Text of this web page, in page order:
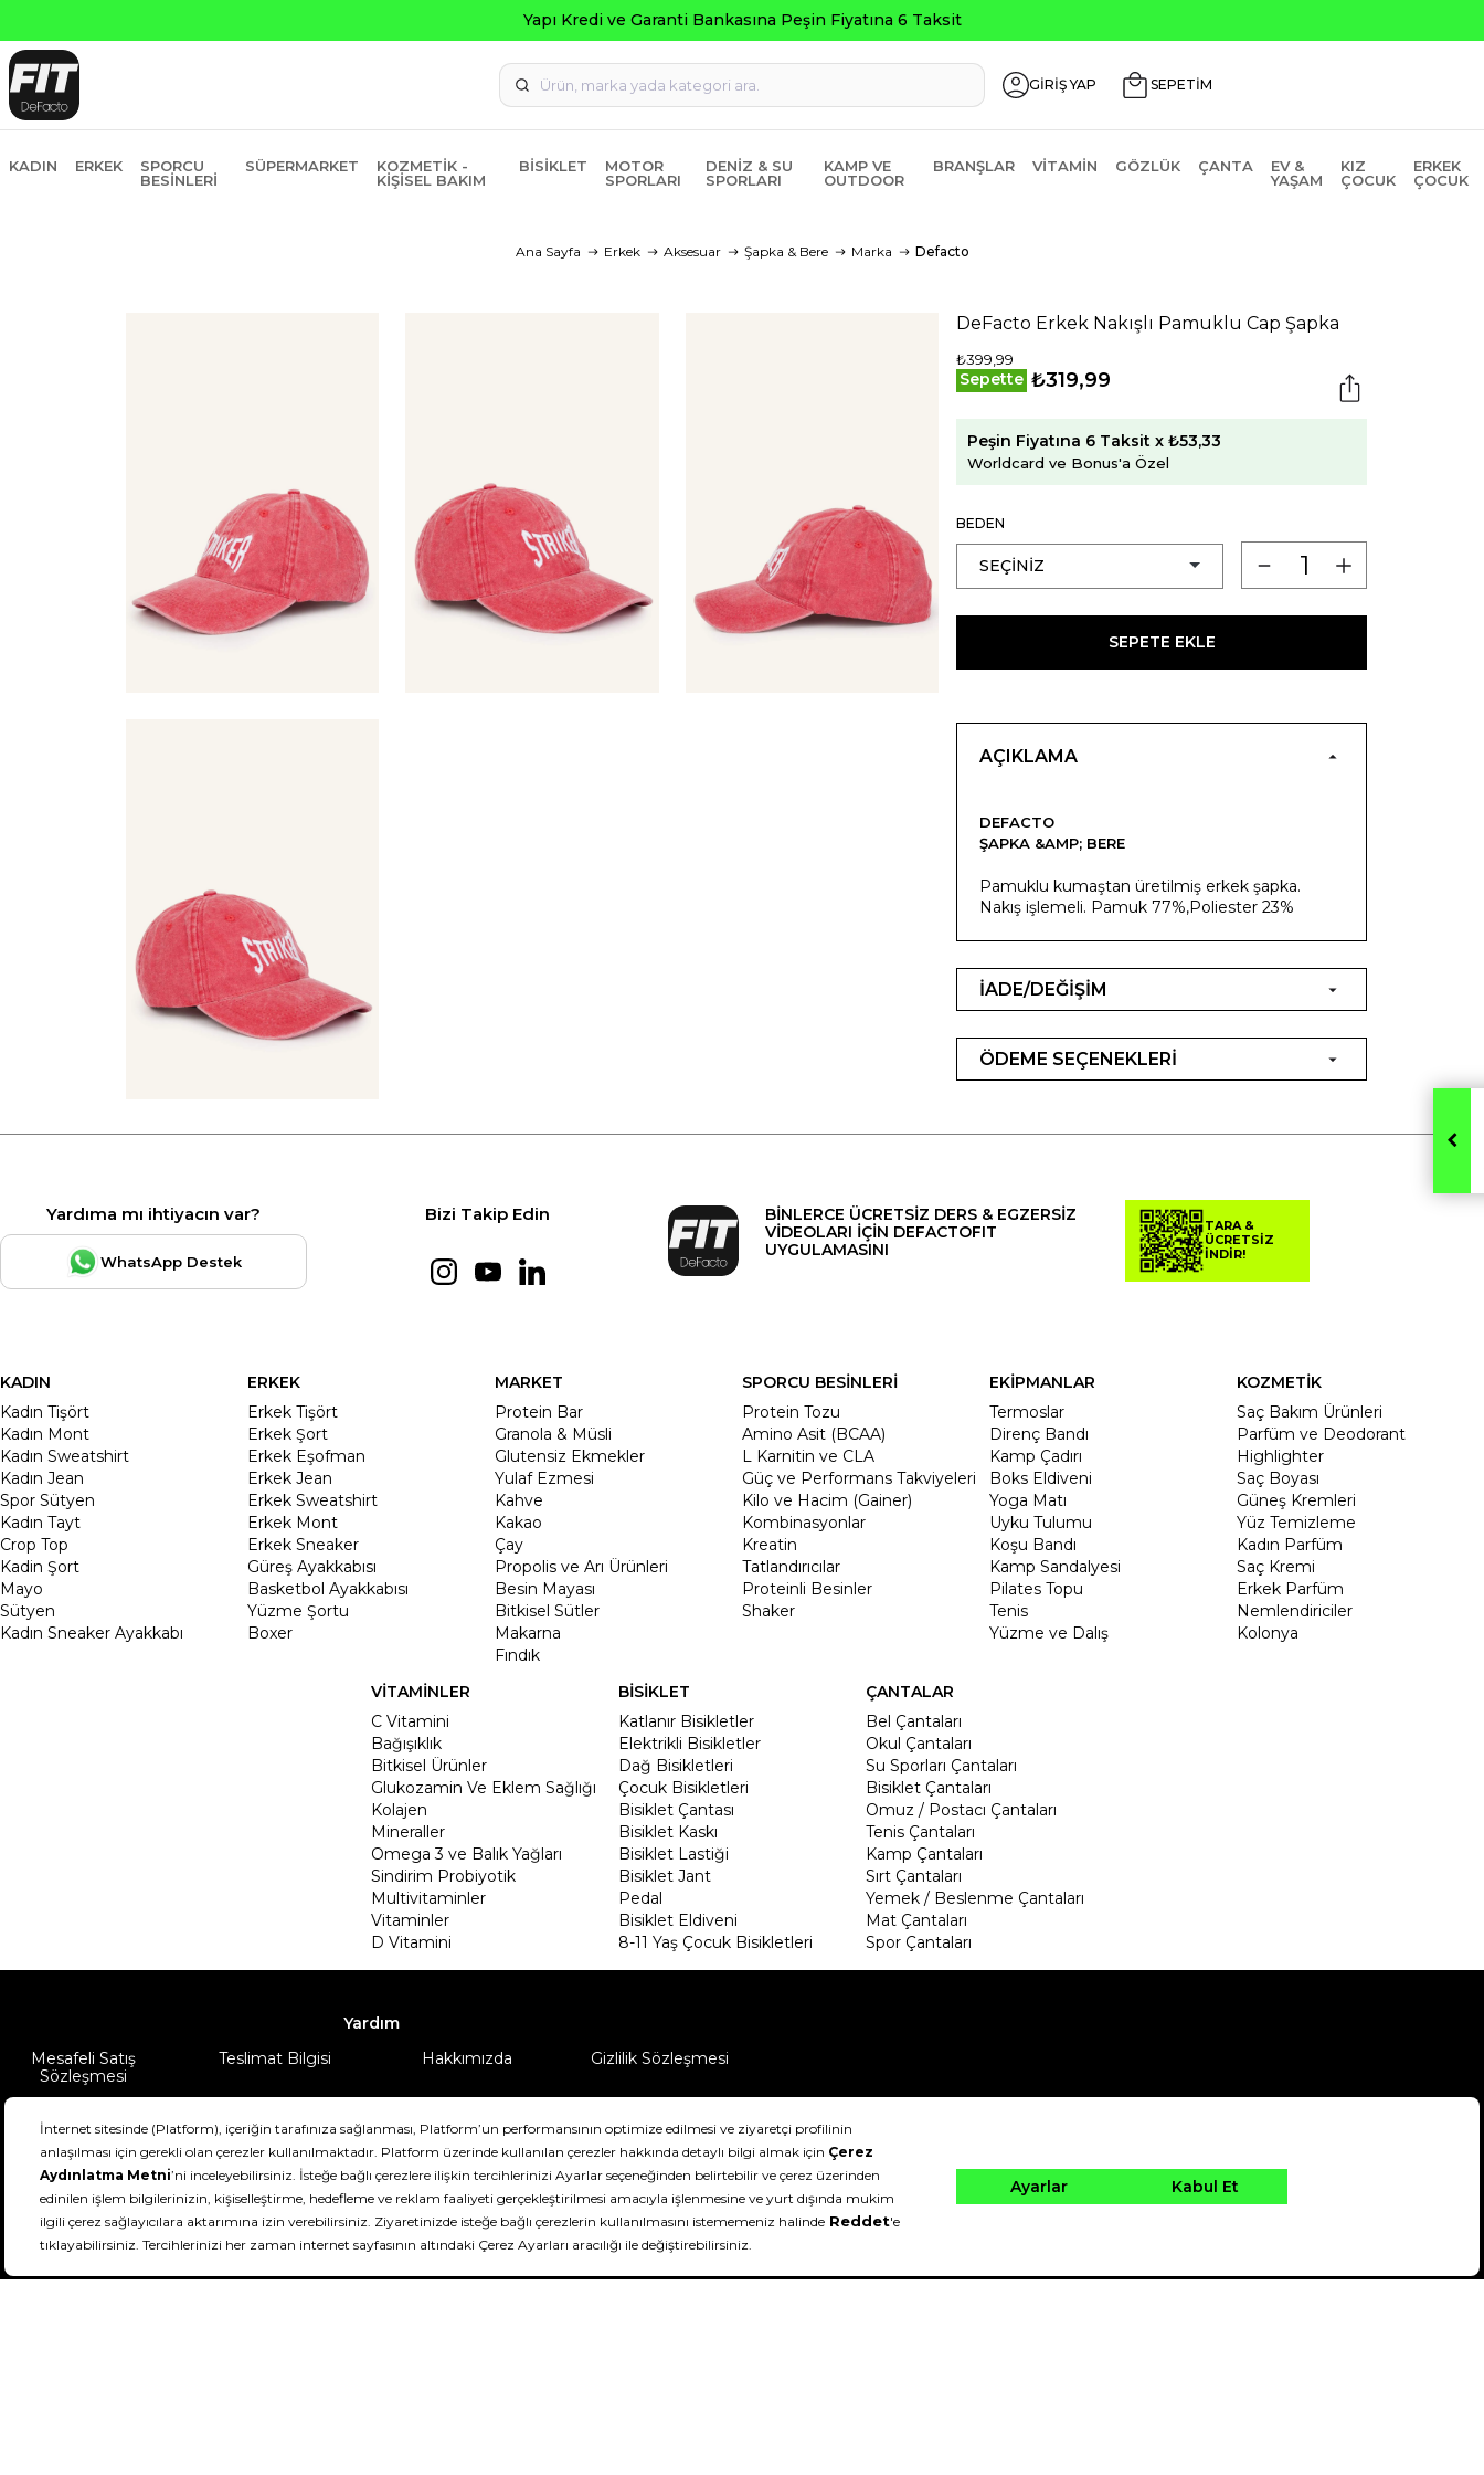
Yapı Kredi ve Garanti Bankasına Peşin Fiyatına 6 Taksit
GİRİŞ YAP SEPETİM
KADIN ERKEK
SPORCU
BESINLERI
SÜPERMARKET
KOZMETIK -
KIŞISEL BAKIM
BISIKLET
MOTOR
SPORLARI
DENIZ & SU
SPORLARI
KAMP VE
OUTDOOR
BRANŞLAR VITAMIN GÖZLÜK ÇANTA
EV &
YAŞAM
KIZ
ÇOCUK
ERKEK
ÇOCUK
Ana Sayfa Erkek Aksesuar Şapka & Bere Marka Defacto
DeFacto Erkek Nakışlı Pamuklu Cap Şapka
₺399,99
Sepette ₺319,99
Peşin Fiyatına 6 Taksit x ₺53,33
Worldcard ve Bonus'a Özel
BEDEN
SEPETE EKLE
AÇIKLAMA
DEFACTO
ŞAPKA &AMP; BERE
Pamuklu kumaştan üretilmiş erkek şapka.
Nakış işlemeli. Pamuk 77%,Poliester 23%
İADE/DEĞİŞİM
ÖDEME SEÇENEKLERİ
Yardıma mı ihtiyacın var?
WhatsApp Destek
Bizi Takip Edin
BİNLERCE ÜCRETSİZ DERS & EGZERSİZ
VİDEOLARI İÇİN DEFACTOFIT
UYGULAMASINI
TARA &
ÜCRETSİZ
İNDİR!
KADIN
Kadın Tişört
Kadın Mont
Kadın Sweatshirt
Kadın Jean
Spor Sütyen
Kadın Tayt
Crop Top
Kadin Şort
Mayo
Sütyen
Kadın Sneaker Ayakkabı
ERKEK
Erkek Tişört
Erkek Şort
Erkek Eşofman
Erkek Jean
Erkek Sweatshirt
Erkek Mont
Erkek Sneaker
Güreş Ayakkabısı
Basketbol Ayakkabısı
Yüzme Şortu
Boxer
MARKET
Protein Bar
Granola & Müsli
Glutensiz Ekmekler
Yulaf Ezmesi
Kahve
Kakao
Çay
Propolis ve Arı Ürünleri
Besin Mayası
Bitkisel Sütler
Makarna
Fındık
SPORCU BESİNLERİ
Protein Tozu
Amino Asit (BCAA)
L Karnitin ve CLA
Güç ve Performans Takviyeleri
Kilo ve Hacim (Gainer)
Kombinasyonlar
Kreatin
Tatlandırıcılar
Proteinli Besinler
Shaker
EKİPMANLAR
Termoslar
Direnç Bandı
Kamp Çadırı
Boks Eldiveni
Yoga Matı
Uyku Tulumu
Koşu Bandı
Kamp Sandalyesi
Pilates Topu
Tenis
Yüzme ve Dalış
KOZMETİK
Saç Bakım Ürünleri
Parfüm ve Deodorant
Highlighter
Saç Boyası
Güneş Kremleri
Yüz Temizleme
Kadın Parfüm
Saç Kremi
Erkek Parfüm
Nemlendiriciler
Kolonya
VİTAMİNLER
C Vitamini
Bağışıklık
Bitkisel Ürünler
Glukozamin Ve Eklem Sağlığı
Kolajen
Mineraller
Omega 3 ve Balık Yağları
Sindirim Probiyotik
Multivitaminler
Vitaminler
D Vitamini
BİSİKLET
Katlanır Bisikletler
Elektrikli Bisikletler
Dağ Bisikletleri
Çocuk Bisikletleri
Bisiklet Çantası
Bisiklet Kaskı
Bisiklet Lastiği
Bisiklet Jant
Pedal
Bisiklet Eldiveni
8-11 Yaş Çocuk Bisikletleri
ÇANTALAR
Bel Çantaları
Okul Çantaları
Su Sporları Çantaları
Bisiklet Çantaları
Omuz / Postacı Çantaları
Tenis Çantaları
Kamp Çantaları
Sırt Çantaları
Yemek / Beslenme Çantaları
Mat Çantaları
Spor Çantaları
Yardım
Mesafeli Satış
Sözleşmesi
Teslimat Bilgisi Hakkımızda Gizlilik Sözleşmesi
DeFactoFIT ©️ 2022-2026. Tüm hakları saklıdır.